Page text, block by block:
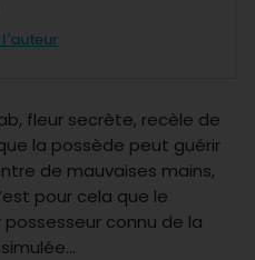
l'auteur
fleur secrète, recèle de
la possède peut guérir
de mauvaises mains,
pour cela que le
connu de la